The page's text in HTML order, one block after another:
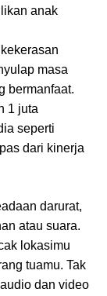
masa
bermanfaat.
1 juta
seperti
dari kinerja
darurat,
atau suara.
lokasimu
tuamu. Tak
dan video